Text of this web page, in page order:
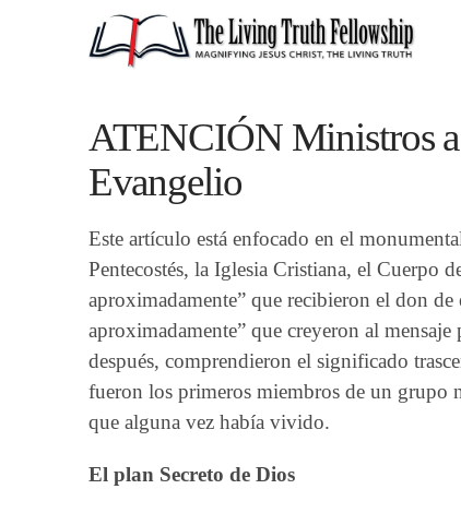
ATENCIÓN Ministros
Evangelio
Este artículo está enfocado en el
Pentecostés, la Iglesia Cristiana, el Cuerpo
aproximadamente” que recibieron el don
aproximadamente” que creyeron al
después, comprendieron el significado
fueron los primeros miembros de un grupo
que alguna vez había vivido.
El plan Secreto de Dios